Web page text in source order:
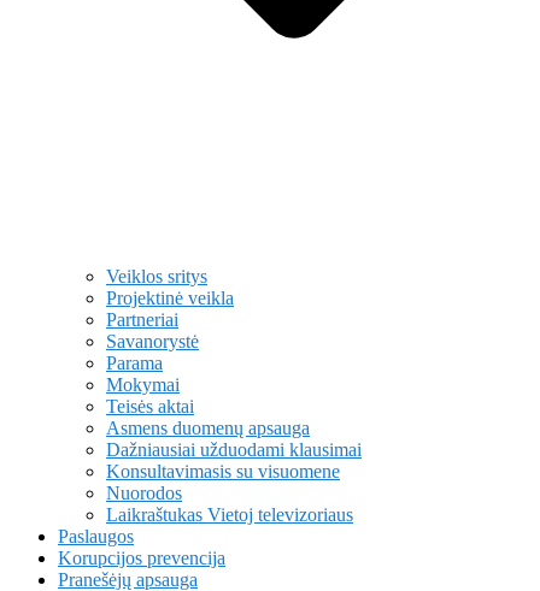
Veiklos sritys
Projektinė veikla
Partneriai
Savanorystė
Parama
Mokymai
Teisės aktai
Asmens duomenų apsauga
Dažniausiai užduodami klausimai
Konsultavimasis su visuomene
Nuorodos
Laikraštukas Vietoj televizoriaus
Paslaugos
Korupcijos prevencija
Pranešėjų apsauga